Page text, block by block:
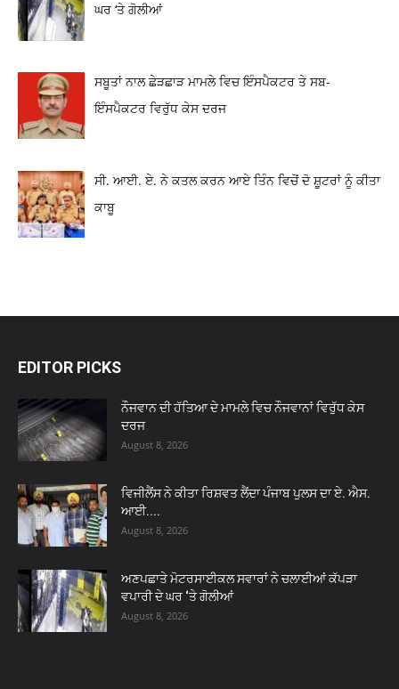
ਘਰ ‘ਤੇ ਗੋਲੀਆਂ
ਸਬੂਤਾਂ ਨਾਲ ਛੇੜਛਾੜ ਮਾਮਲੇ ਵਿਚ ਇੰਸਪੈਕਟਰ ਤੇ ਸਬ-
ਇੰਸਪੈਕਟਰ ਵਿਰੁੱਧ ਕੇਸ ਦਰਜ
ਸੀ. ਆਈ. ਏ. ਨੇ ਕਤਲ ਕਰਨ ਆਏ ਤਿੰਨ ਵਿਚੋਂ ਦੋ ਸ਼ੂਟਰਾਂ ਨੂੰ ਕੀਤਾ
ਕਾਬੂ
EDITOR PICKS
ਨੌਜਵਾਨ ਦੀ ਹੱਤਿਆ ਦੇ ਮਾਮਲੇ ਵਿਚ ਨੌਜਵਾਨਾਂ ਵਿਰੁੱਧ ਕੇਸ
ਦਰਜ
August 8, 2026
ਵਿਜੀਲੈਂਸ ਨੇ ਕੀਤਾ ਰਿਸ਼ਵਤ ਲੈਂਦਾ ਪੰਜਾਬ ਪੁਲਸ ਦਾ ਏ. ਐਸ.
ਆਈ....
August 8, 2026
ਅਣਪਛਾਤੇ ਮੋਟਰਸਾਈਕਲ ਸਵਾਰਾਂ ਨੇ ਚਲਾਈਆਂ ਕੱਪੜਾ
ਵਪਾਰੀ ਦੇ ਘਰ ‘ਤੇ ਗੋਲੀਆਂ
August 8, 2026